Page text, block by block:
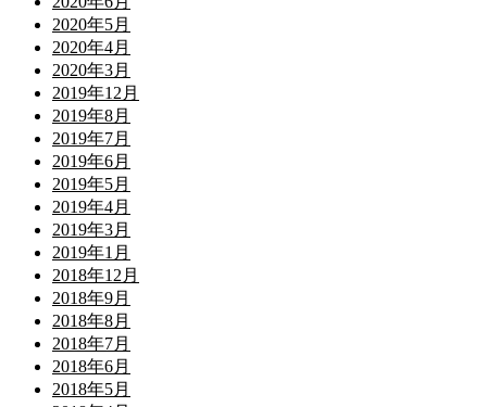
2020年5月
2020年4月
2020年3月
2019年12月
2019年8月
2019年7月
2019年6月
2019年5月
2019年4月
2019年3月
2019年1月
2018年12月
2018年9月
2018年8月
2018年7月
2018年6月
2018年5月